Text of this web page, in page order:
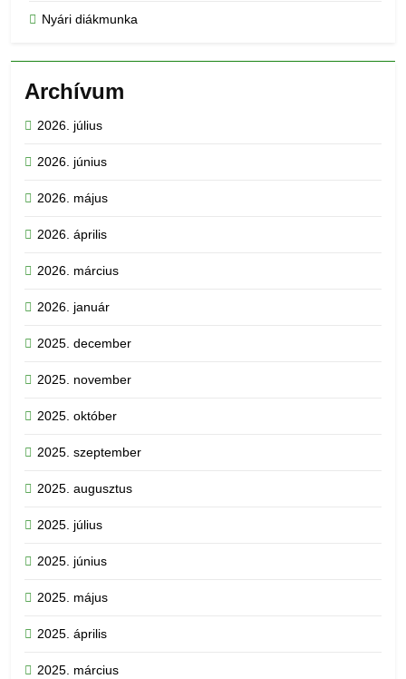
Nyári diákmunka
Archívum
2026. július
2026. június
2026. május
2026. április
2026. március
2026. január
2025. december
2025. november
2025. október
2025. szeptember
2025. augusztus
2025. július
2025. június
2025. május
2025. április
2025. március